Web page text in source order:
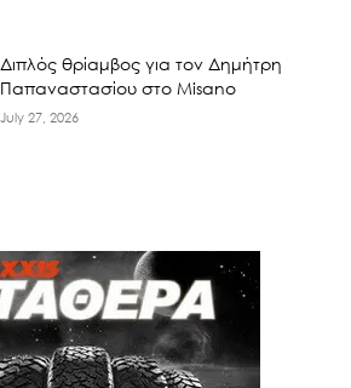
Διπλός θρίαμβος για τον Δημήτρη
Παπαναστασίου στο Misano
July 27, 2026